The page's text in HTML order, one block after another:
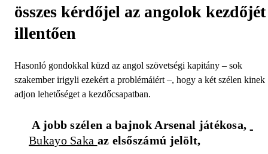
összes kérdőjel az angolok kezdőjét
illentően
Hasonló gondokkal küzd az angol szövetségi kapitány – sok
szakember irigyli ezekért a problémáiért –, hogy a két szélen kinek
adjon lehetőséget a kezdőcsapatban.
Bukayo Saka az elsőszámú jelölt,